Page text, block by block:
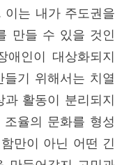
는 내가 주도권을
만들 수 있을 것인
애인이 대상화되지
기 위해서는 치열
활동이 분리되지
율의 문화를 형성
만이 아닌 어떤 긴